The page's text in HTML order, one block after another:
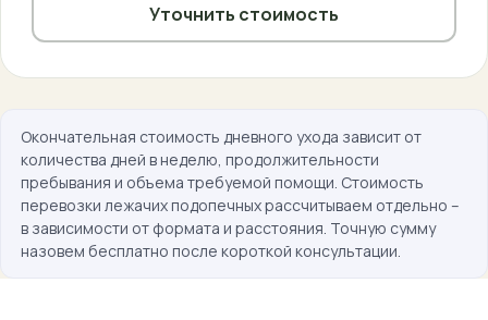
Уточнить стоимость
Окончательная стоимость дневного ухода зависит от
количества дней в неделю, продолжительности
пребывания и объема требуемой помощи. Стоимость
перевозки лежачих подопечных рассчитываем отдельно –
в зависимости от формата и расстояния. Точную сумму
назовем бесплатно после короткой консультации.